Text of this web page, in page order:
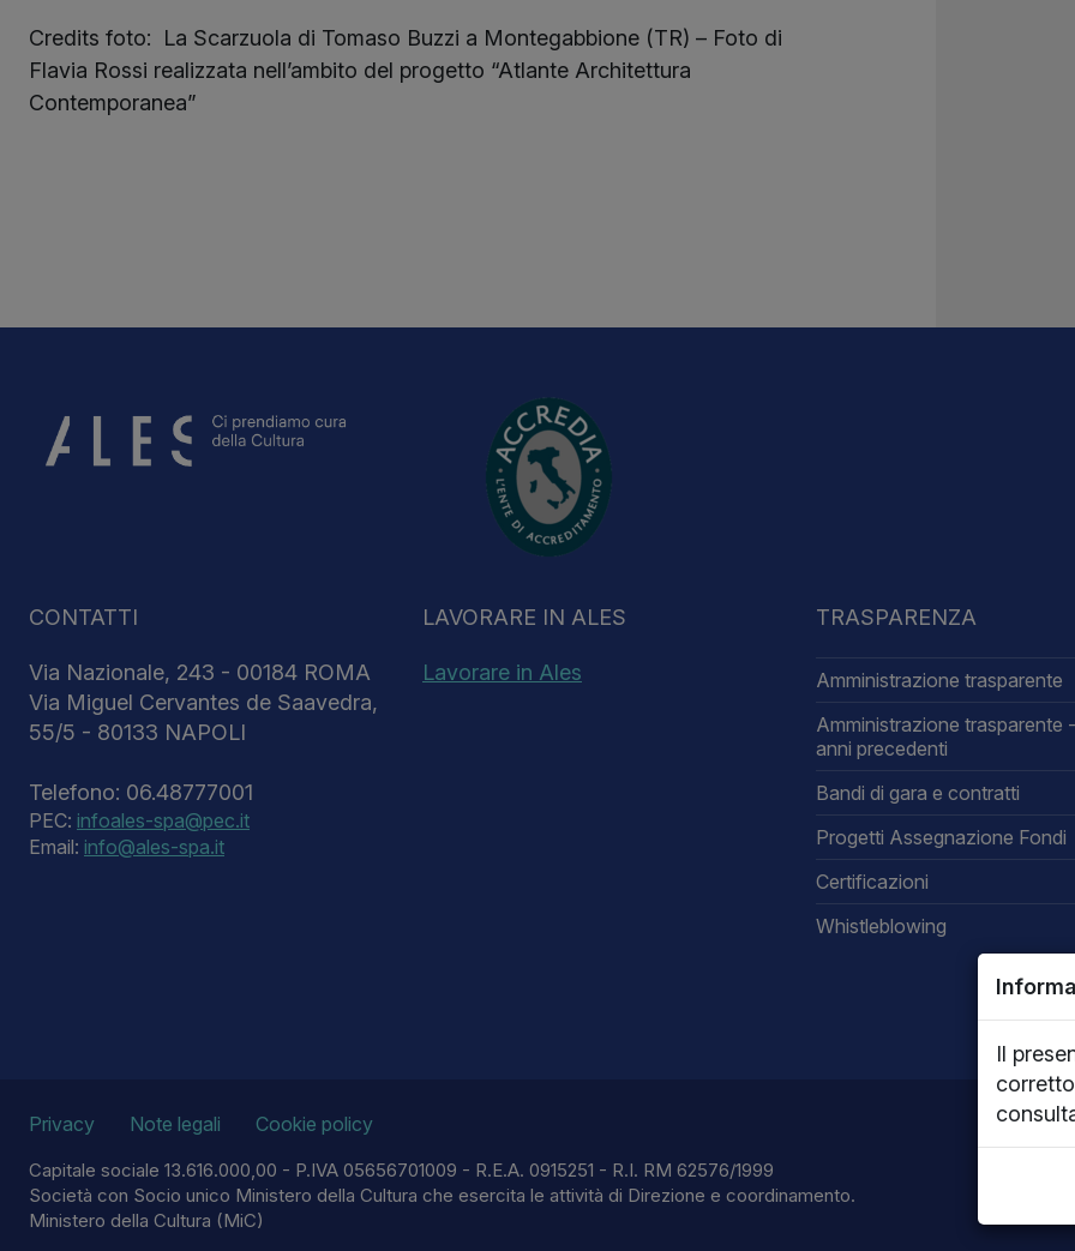
Il
Credits foto: La Scarzuola di Tomaso Buzzi a Montegabbione (TR) – Foto di
Flavia Rossi realizzata nell’ambito del progetto “Atlante Architettura
Contemporanea”
CONTATTI
Via Nazionale, 243 - 00184 ROMA
Via Miguel Cervantes de Saavedra,
55/5 - 80133 NAPOLI
Telefono: 06.48777001
PEC: infoales-spa@pec.it
Email: info@ales-spa.it
LAVORARE IN ALES
Lavorare in Ales
TRASPARENZA
Amministrazione trasparente
Amministrazione trasparente
anni precedenti
Bandi di gara e contratti
Progetti Assegnazione Fondi
Certificazioni
Whistleblowing
Privacy Note legali Cookie policy
Capitale sociale 13.616.000,00 - P.IVA 05656701009 - R.E.A. 0915251 - R.I. RM 62576/1999
Società con Socio unico Ministero della Cultura che esercita le attività di Direzione e coordinamento.
Ministero della Cultura (MiC)